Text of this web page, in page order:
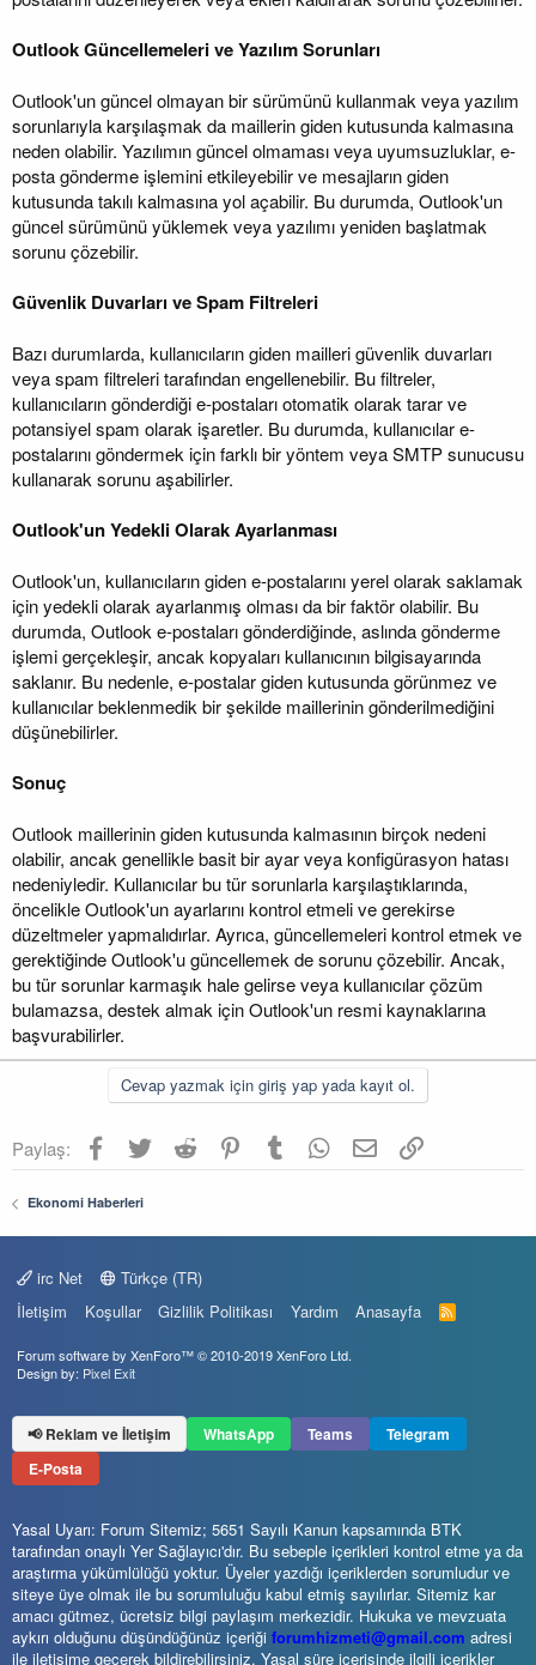
Outlook Güncellemeleri ve Yazılım Sorunları
Outlook'un güncel olmayan bir sürümünü kullanmak veya yazılım
sorunlarıyla karşılaşmak da maillerin giden kutusunda kalmasına
neden olabilir. Yazılımın güncel olmaması veya uyumsuzluklar, e-
posta gönderme işlemini etkileyebilir ve mesajların giden
kutusunda takılı kalmasına yol açabilir. Bu durumda, Outlook'un
güncel sürümünü yüklemek veya yazılımı yeniden başlatmak
sorunu çözebilir.
Güvenlik Duvarları ve Spam Filtreleri
Bazı durumlarda, kullanıcıların giden mailleri güvenlik duvarları
veya spam filtreleri tarafından engellenebilir. Bu filtreler,
kullanıcıların gönderdiği e-postaları otomatik olarak tarar ve
potansiyel spam olarak işaretler. Bu durumda, kullanıcılar e-
postalarını göndermek için farklı bir yöntem veya SMTP sunucusu
kullanarak sorunu aşabilirler.
Outlook'un Yedekli Olarak Ayarlanması
Outlook'un, kullanıcıların giden e-postalarını yerel olarak saklamak
için yedekli olarak ayarlanmış olması da bir faktör olabilir. Bu
durumda, Outlook e-postaları gönderdiğinde, aslında gönderme
işlemi gerçekleşir, ancak kopyaları kullanıcının bilgisayarında
saklanır. Bu nedenle, e-postalar giden kutusunda görünmez ve
kullanıcılar beklenmedik bir şekilde maillerinin gönderilmediğini
düşünebilirler.
Sonuç
Outlook maillerinin giden kutusunda kalmasının birçok nedeni
olabilir, ancak genellikle basit bir ayar veya konfigürasyon hatası
nedeniyledir. Kullanıcılar bu tür sorunlarla karşılaştıklarında,
öncelikle Outlook'un ayarlarını kontrol etmeli ve gerekirse
düzeltmeler yapmalıdırlar. Ayrıca, güncellemeleri kontrol etmek ve
gerektiğinde Outlook'u güncellemek de sorunu çözebilir. Ancak,
bu tür sorunlar karmaşık hale gelirse veya kullanıcılar çözüm
bulamazsa, destek almak için Outlook'un resmi kaynaklarına
başvurabilirler.
Cevap yazmak için giriş yap yada kayıt ol.
Paylaş: Facebook
TwitterReddit PinterestTumblr WhatsApp
E-postaLink
Ekonomi Haberleri
irc Net
Türkçe (TR)
İletişim
Koşullar Gizlilik Politikası Yardım Anasayfa
R
S
Forum software by XenForo™© 2010-2019 XenForo Ltd.
Design by: Pixel Exit
📢 Reklam ve İletişim WhatsApp Teams
Telegram
E-Posta
Yasal Uyarı: Forum Sitemiz; 5651 Sayılı Kanun kapsamında BTK
tarafından onaylı Yer Sağlayıcı'dır. Bu sebeple içerikleri kontrol etme ya da
araştırma yükümlülüğü yoktur. Üyeler yazdığı içeriklerden sorumludur ve
siteye üye olmak ile bu sorumluluğu kabul etmiş sayılırlar. Sitemiz kar
amacı gütmez, ücretsiz bilgi paylaşım merkezidir. Hukuka ve mevzuata
aykırı olduğunu düşündüğünüz içeriği forumhizmeti@gmail.com adresi
ile iletişime geçerek bildirebilirsiniz. Yasal süre içerisinde ilgili içerikler